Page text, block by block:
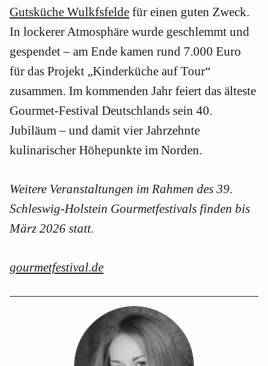
Gutsküche Wulkfsfelde für einen guten Zweck.
In lockerer Atmosphäre wurde geschlemmt und
gespendet – am Ende kamen rund 7.000 Euro
für das Projekt „Kinderküche auf Tour“
zusammen. Im kommenden Jahr feiert das älteste
Gourmet-Festival Deutschlands sein 40.
Jubiläum – und damit vier Jahrzehnte
kulinarischer Höhepunkte im Norden.
Weitere Veranstaltungen im Rahmen des 39.
Schleswig-Holstein Gourmetfestivals finden bis
März 2026 statt.
gourmetfestival.de